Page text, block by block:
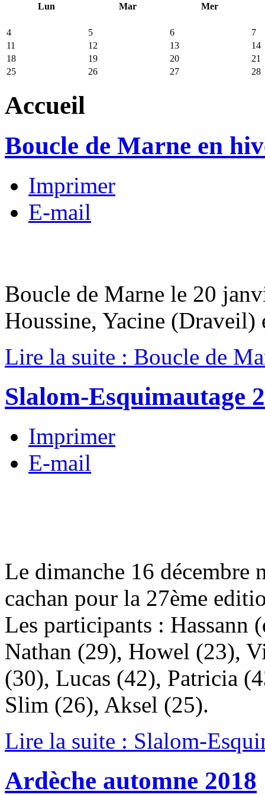
Lun Mar Mer
4 5 6
7
11
12 13
14
18
19 20
21
25
26 27 28
Accueil
Boucle de Marne en
Imprimer
E-mail
Boucle de Marne le 20
Houssine, Yacine (Draveil)
Lire la suite : Boucle de
Slalom-Esquimautage
Imprimer
E-mail
Le dimanche 16 décembre
cachan pour la 27ème
Les participants : Hassann
Nathan (29), Howel (23),
(30), Lucas (42), Patricia
Slim (26), Aksel (25).
Lire la suite : Slalom-
Ardèche automne 2018